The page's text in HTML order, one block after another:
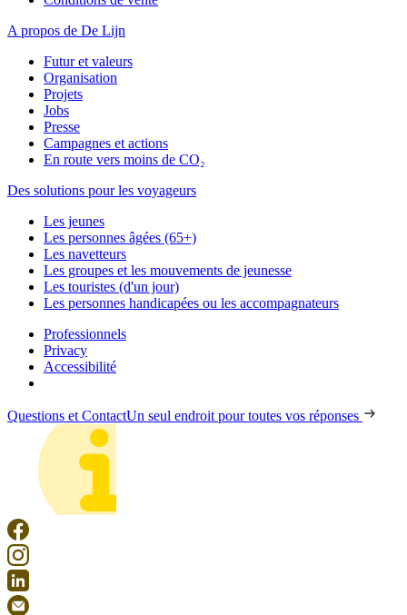
A propos de De Lijn
Futur et valeurs
Organisation
Projets
Jobs
Presse
Campagnes et actions
En route vers moins de CO₂
Des solutions pour les voyageurs
Les jeunes
Les personnes âgées (65+)
Les navetteurs
Les groupes et les mouvements de jeunesse
Les touristes (d'un jour)
Les personnes handicapées ou les accompagnateurs
Professionnels
Privacy
Accessibilité
Questions et ContactUn seul endroit pour toutes vos réponses